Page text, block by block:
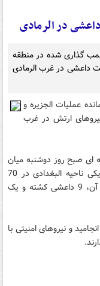
بمب گذاری شده در منطقه
بغداد و هلاکت ۹ تروریست داعشی در غرب الرمادی
عملیات الجزیره و
ارتش در غرب
ای صبح روز دوشنبه میان
عناصر داعش و نیروهای امنیتی مستقر در نزدیکی ناحیه البغدادی در 70
کیلومتری غرب شهر الرمادی آغاز شد که بر اثر آن، 9 داعشی کشته و یک
و نیروهای امنیتی با